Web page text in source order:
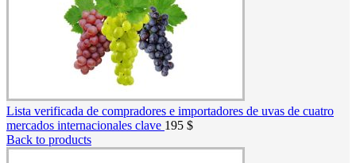
Lista verificada de compradores e importadores de uvas de cuatro
mercados internacionales clave 195 $
Back to products